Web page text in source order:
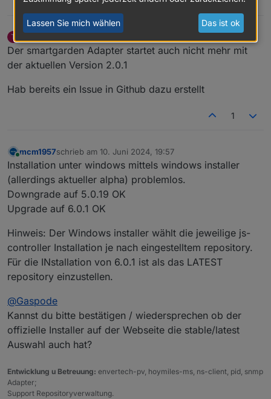
T
Offlinezuletzt editiert von
Der smartgarden Adapter startet auch nicht mehr mit
der aktuellen Version 2.0.1
Hab bereits ein Issue in Github dazu erstellt
1
Online
mcm1957schrieb am 10. Juni 2024, 19:57
zuletzt editiert von
Installation unter windows mittels windows installer
(allerdings aktueller alpha) problemlos.
Downgrade auf 5.0.19 OK
Upgrade auf 6.0.1 OK
Hinweis: Der Windows installer wählt die jeweilige js-
controller Installation je nach eingestelltem repository.
Für die INstallation von 6.0.1 ist als das LATEST
repository einzustellen.
@Gaspode
Kannst du bitte bestätigen / wiedersprechen ob der
offizielle Installer auf der Webseite die stable/latest
Auswahl auch hat?
Entwicklung u Betreuung: envertech-pv, hoymiles-ms, ns-client, pid, snmp
Adapter;
Support Repositoryverwaltung.
Lassen Sie mich wählen Das ist ok